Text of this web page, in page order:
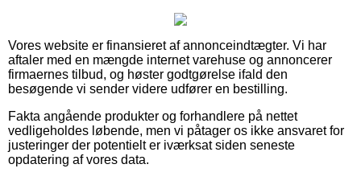
Vores website er finansieret af annonceindtægter. Vi har
aftaler med en mængde internet varehuse og annoncerer
firmaernes tilbud, og høster godtgørelse ifald den
besøgende vi sender videre udfører en bestilling.
Fakta angående produkter og forhandlere på nettet
vedligeholdes løbende, men vi påtager os ikke ansvaret for
justeringer der potentielt er iværksat siden seneste
opdatering af vores data.